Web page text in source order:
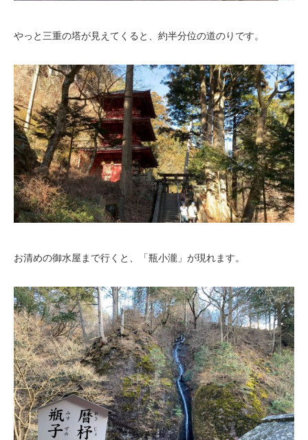
やっと三重の塔が見えてくると、約半分位の道のりです。
お清めの御水屋まで行くと、「瓶小瀧」が現れます。